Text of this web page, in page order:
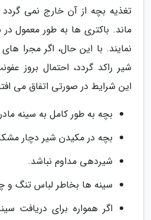
تغذیه بچه از آن خارج نمی
ماند. باکتری ها به طور معمول
نمایند. با این حال، اگر مجرا
شیر راکد گردد، احتمال بروز
این شرایط در صورتی اتفاق می
بچه به طور کامل به سینه
بچه در مکیدن شیر دچار
شیردهی مداوم نباشد.
سینه ها بخاطر لباس تنگ و
اگر همواره برای دریافت